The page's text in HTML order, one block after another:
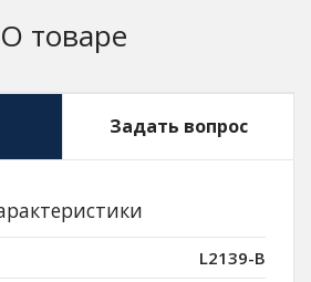
О товаре
Задать вопрос
L2139-B